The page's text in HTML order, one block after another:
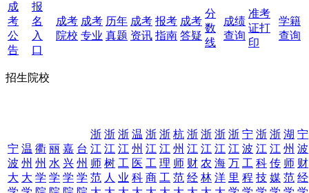
成
考
公
告
报
名
入
口
成考
院校
成考
专业
历年
真题
成考
资讯
报考
指南
成考
答疑
分
数
线
成绩
查询
准考
证打
印
学籍
查询
招生院校
宁
波
大
温
州
大
衢
州
学
丽
水
学
嘉
兴
学
台
州
学
浙
江
师
范
浙
江
树
人
浙
江
工
业
温
州
医
科
浙
江
工
商
浙
江
理
工
杭
州
师
范
浙
江
财
经
浙
江
农
林
浙
江
海
洋
浙
江
万
里
宁
波
工
程
浙
江
科
技
浙
江
传
媒
湖
州
师
范
宁
波
财
经